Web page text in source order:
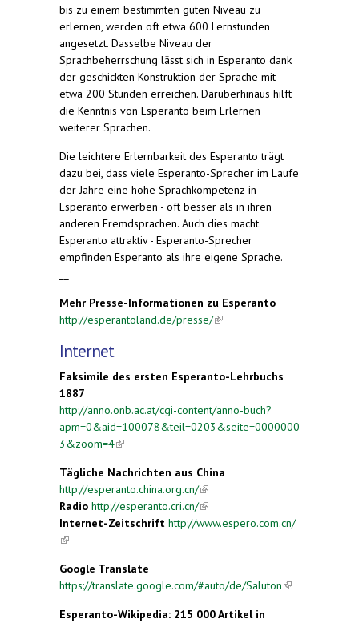
bis zu einem bestimmten guten Niveau zu
erlernen, werden oft etwa 600 Lernstunden
angesetzt. Dasselbe Niveau der
Sprachbeherrschung lässt sich in Esperanto dank
der geschickten Konstruktion der Sprache mit
etwa 200 Stunden erreichen. Darüberhinaus hilft
die Kenntnis von Esperanto beim Erlernen
weiterer Sprachen.
Die leichtere Erlernbarkeit des Esperanto trägt
dazu bei, dass viele Esperanto-Sprecher im Laufe
der Jahre eine hohe Sprachkompetenz in
Esperanto erwerben - oft besser als in ihren
anderen Fremdsprachen. Auch dies macht
Esperanto attraktiv - Esperanto-Sprecher
empfinden Esperanto als ihre eigene Sprache.
Mehr Presse-Informationen zu Esperanto
http://esperantoland.de/presse/(link is external)
Internet
Faksimile des ersten Esperanto-Lehrbuchs
1887
http://anno.onb.ac.at/cgi-content/anno-buch?
apm=0&aid=100078&teil=0203&seite=0000000
3&zoom=4(link is external)
Tägliche Nachrichten aus China
http://esperanto.china.org.cn/(link is external)
Radio http://esperanto.cri.cn/(link is external)
Internet-Zeitschrift http://www.espero.com.cn/
(link is external)
Google Translate
https://translate.google.com/#auto/de/Saluton(link is
Esperanto-Wikipedia: 215 000 Artikel in